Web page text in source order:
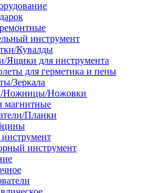
инструмент
Кувалды
Ящики для инструмента
для герметика и пены
Зеркала
Ножницы/Ножовки
магнитные
Планки
инструмент